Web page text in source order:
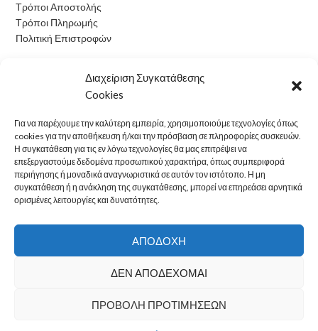
Διαχείριση Συγκατάθεσης
Cookies
Για να παρέχουμε την καλύτερη εμπειρία, χρησιμοποιούμε τεχνολογίες όπως
cookies για την αποθήκευση ή/και την πρόσβαση σε πληροφορίες συσκευών.
Η συγκατάθεση για τις εν λόγω τεχνολογίες θα μας επιτρέψει να
επεξεργαστούμε δεδομένα προσωπικού χαρακτήρα, όπως συμπεριφορά
περιήγησης ή μοναδικά αναγνωριστικά σε αυτόν τον ιστότοπο. Η μη
συγκατάθεση ή η ανάκληση της συγκατάθεσης, μπορεί να επηρεάσει αρνητικά
ορισμένες λειτουργίες και δυνατότητες.
ΑΠΟΔΟΧΉ
ΔΕΝ ΑΠΟΔΈΧΟΜΑΙ
ΠΡΟΒΟΛΉ ΠΡΟΤΙΜΉΣΕΩΝ
Τρόποι Αποστολής
Τρόποι Πληρωμής
Πολιτική Επιστροφών
Ωράριο Λειτουργίας
Δευτέρα: 09:00 - 15:00
Τρίτη: 09:00 - 15:00
Τετάρτη: 09:00 - 15:00
Πέμπτη: 09:00 - 15:00
Παρασκευή: 09:00 - 15:00
Σάββατο: Κλειστά
Κυριακή: Κλειστά
electron24 2022 CREATED BYOwlTech.